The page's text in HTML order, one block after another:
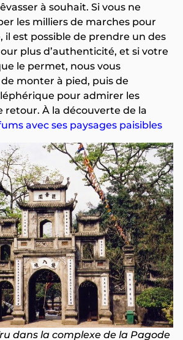
à souhait. Si vous ne
les milliers de marches pour
il est possible de prendre un des
plus d’authenticité, et si votre
le permet, nous vous
monter à pied, puis de
pour admirer les
retour. À la découverte de la
avec ses paysages paisibles
dans la complexe de la Pagode